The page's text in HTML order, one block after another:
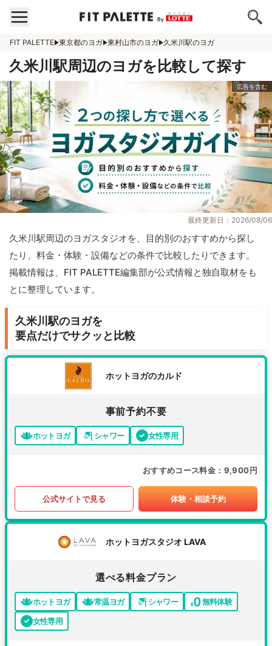
FIT PALETTE 東京都のヨガ 東村山市のヨガ 久米川駅のヨガ
久米川駅周辺のヨガを比較して探す
最終更新日：2026/08/06
久米川駅周辺のヨガスタジオを、目的別のおすすめから探し
たり、料金・体験・設備などの条件で比較したりできます。
掲載情報は、FIT PALETTE編集部が公式情報と独自取材をも
とに整理しています。
久米川駅のヨガを
要点だけでサクッと比較
ホットヨガのカルド
事前予約不要
ホットヨガ シャワー 女性専用
おすすめコース料金 9,900円
公式サイトで見る 体験・相談予約
ホットヨガスタジオ LAVA
選べる料金プラン
ホットヨガ 常温ヨガ シャワー
無料体験
女性専用